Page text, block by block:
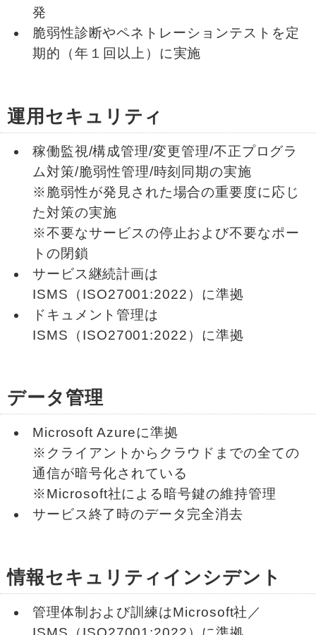
発
脆弱性診断やペネトレーションテストを定
期的（年１回以上）に実施
運用セキュリティ
稼働監視/構成管理/変更管理/不正プログラ
ム対策/脆弱性管理/時刻同期の実施
※脆弱性が発見された場合の重要度に応じ
た対策の実施
※不要なサービスの停止および不要なポー
トの閉鎖
サービス継続計画は
ISMS（ISO27001:2022）に準拠
ドキュメント管理は
ISMS（ISO27001:2022）に準拠
データ管理
Microsoft Azureに準拠
※クライアントからクラウドまでの全ての
通信が暗号化されている
※Microsoft社による暗号鍵の維持管理
サービス終了時のデータ完全消去
情報セキュリティインシデント
管理体制および訓練はMicrosoft社／